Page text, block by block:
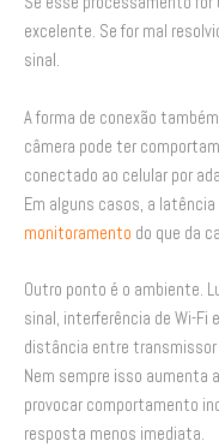
excelente. Se for mal
sinal.
A forma de conexão
câmera pode ter
conectado ao celular por
Em alguns casos, a
monitoramento do que da
Outro ponto é o ambiente.
sinal, interferência de Wi-
distância entre
Nem sempre isso aumenta
provocar comportamento
resposta menos imediata.